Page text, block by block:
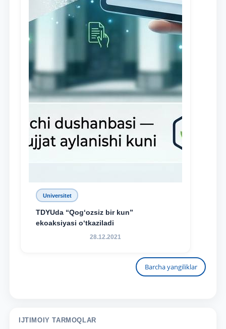
Universitet
TDYUda “Qog‘ozsiz bir kun”
ekoaksiyasi o‘tkaziladi
28.12.2021
Barcha yangiliklar
IJTIMOIY TARMOQLAR